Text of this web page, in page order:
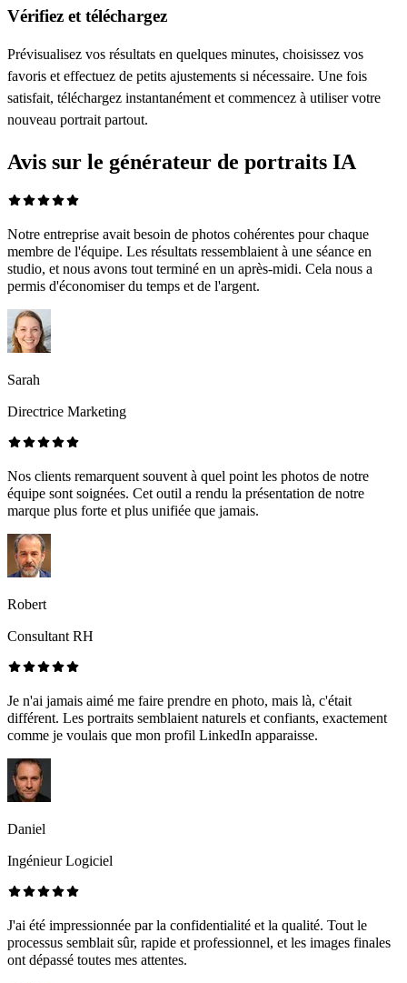
Vérifiez et téléchargez
Prévisualisez vos résultats en quelques minutes, choisissez vos
favoris et effectuez de petits ajustements si nécessaire. Une fois
satisfait, téléchargez instantanément et commencez à utiliser votre
nouveau portrait partout.
Avis sur le générateur de portraits IA
Notre entreprise avait besoin de photos cohérentes pour chaque
membre de l'équipe. Les résultats ressemblaient à une séance en
studio, et nous avons tout terminé en un après-midi. Cela nous a
permis d'économiser du temps et de l'argent.
Sarah
Directrice Marketing
Nos clients remarquent souvent à quel point les photos de notre
équipe sont soignées. Cet outil a rendu la présentation de notre
marque plus forte et plus unifiée que jamais.
Robert
Consultant RH
Je n'ai jamais aimé me faire prendre en photo, mais là, c'était
différent. Les portraits semblaient naturels et confiants, exactement
comme je voulais que mon profil LinkedIn apparaisse.
Daniel
Ingénieur Logiciel
J'ai été impressionnée par la confidentialité et la qualité. Tout le
processus semblait sûr, rapide et professionnel, et les images finales
ont dépassé toutes mes attentes.